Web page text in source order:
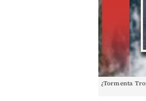
¿Tormenta